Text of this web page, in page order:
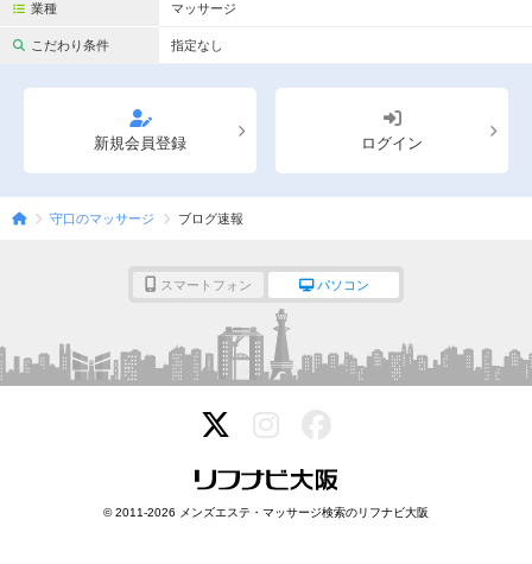
完全個室
ペアルームあり シャワー室完備
フットバスあり
専用駐車場あり 有資格者在籍
日本人スタッフのみ
Ｗセラピスト
こだわり条件を変更
業種 マッサージ
こだわり条件 指定なし
新規会員登録 ログイン
守口のマッサージ ブログ速報
スマートフォン パソコン
© 2011-2026 メンズエステ・マッサージ検索のリフナビ大阪